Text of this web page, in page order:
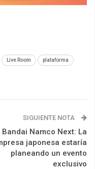
Live Room plataforma
SIGUIENTE NOTA
Bandai Namco Next: La
japonesa estaría
planeando un evento
exclusivo